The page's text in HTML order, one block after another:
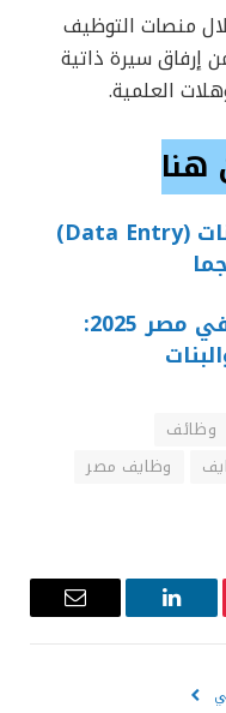
منصات التوظيف
إرفاق سيرة ذاتية
العلمية.
هنا
وظيفة مدخل بيانات (Data Entry)
شغل كول سنتر في مصر 2025:
وظائف
وظايف مصر
لينكدإن
البريد